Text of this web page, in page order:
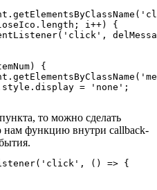
i++) {
{
= 'none';
то можно сделать
нам функцию внутри callback-
() => {